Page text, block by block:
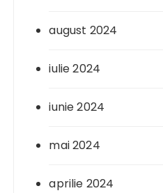
august 2024
iulie 2024
iunie 2024
mai 2024
aprilie 2024